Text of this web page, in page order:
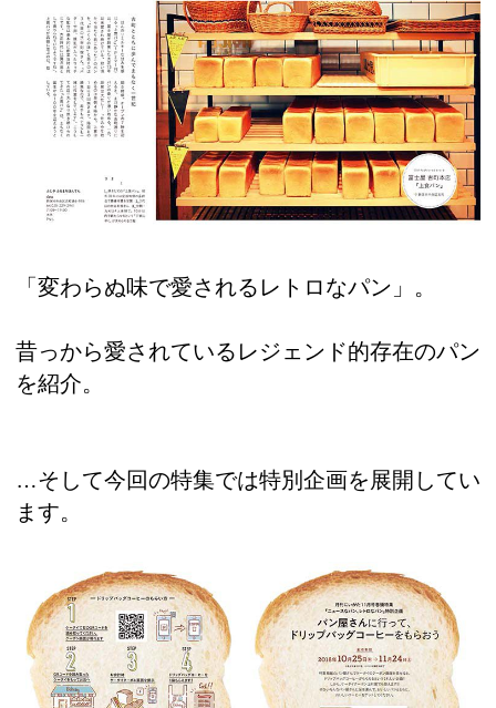
「変わらぬ味で愛されるレトロなパン」。
昔っから愛されているレジェンド的存在のパン
を紹介。
…そして今回の特集では特別企画を展開してい
ます。